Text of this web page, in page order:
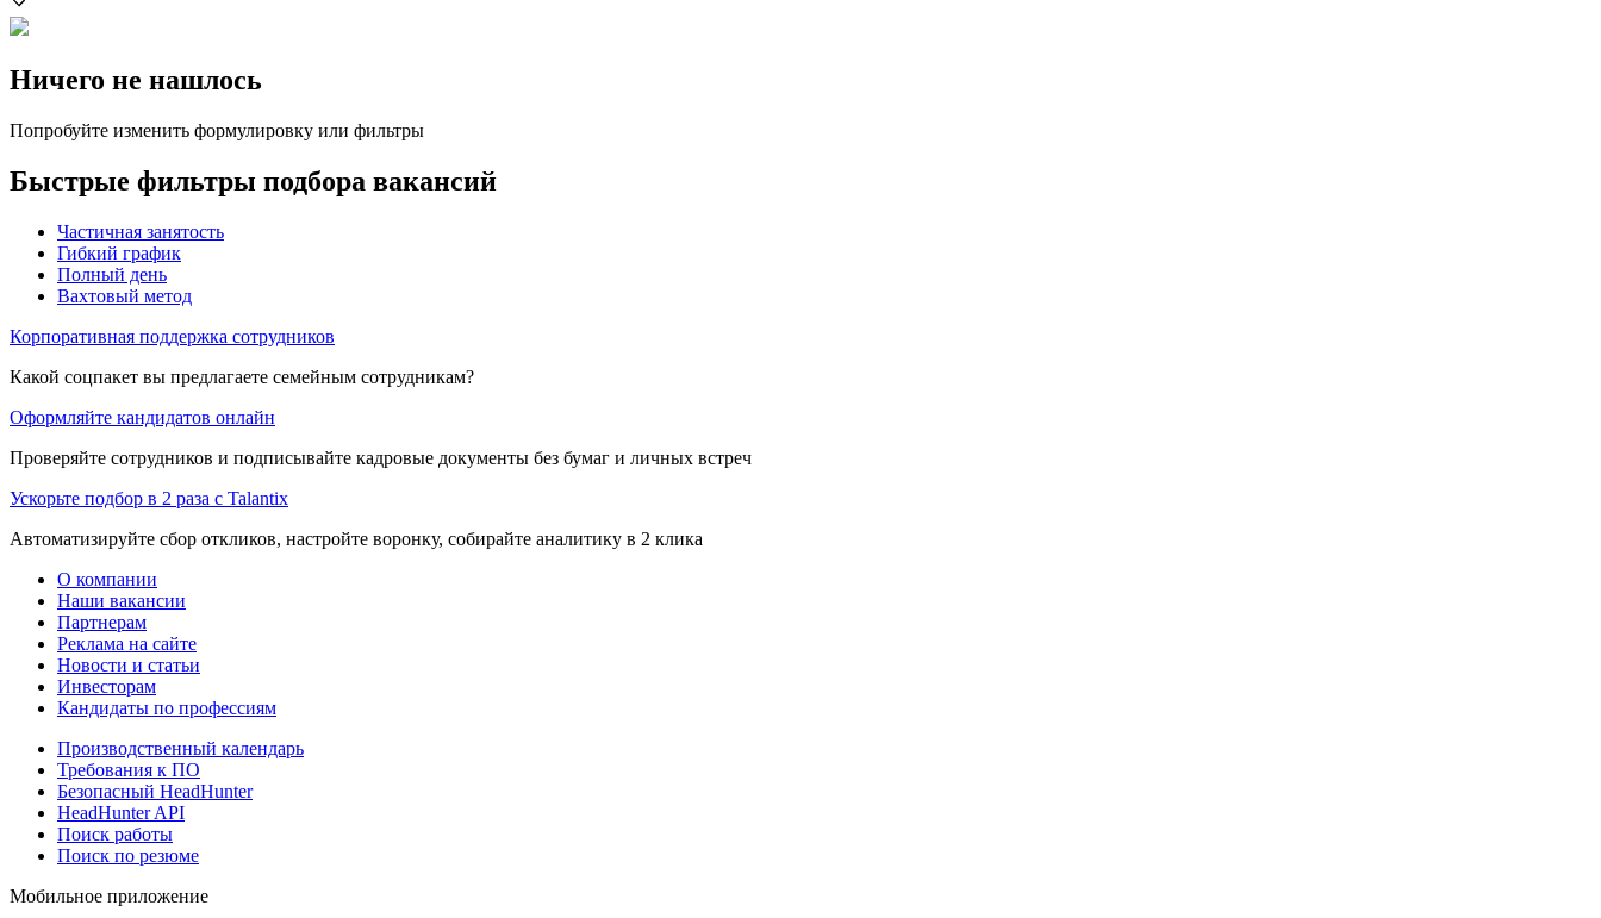
Ничего не нашлось
Попробуйте изменить формулировку или фильтры
Быстрые фильтры подбора вакансий
Частичная занятость
Гибкий график
Полный день
Вахтовый метод
Корпоративная поддержка сотрудников
Какой соцпакет вы предлагаете семейным сотрудникам?
Оформляйте кандидатов онлайн
Проверяйте сотрудников и подписывайте кадровые документы без бумаг и личных встреч
Ускорьте подбор в 2 раза с Talantix
Автоматизируйте сбор откликов, настройте воронку, собирайте аналитику в 2 клика
О компании
Наши вакансии
Партнерам
Реклама на сайте
Новости и статьи
Инвесторам
Кандидаты по профессиям
Производственный календарь
Требования к ПО
Безопасный HeadHunter
HeadHunter API
Поиск работы
Поиск по резюме
Мобильное приложение